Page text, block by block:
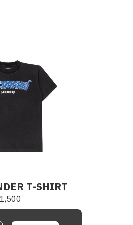
T-SHIRT